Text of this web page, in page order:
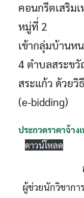
Search
คอนกรีตเสริม
หมู่ที่ 2
เข้ากลุ่มบ้านห
4 ตำบลสระขวั
สระแก้ว ด้วยวิ
(e-bidding)
ประกวดราคาจ้าง
ดาวน์โหลด
ผู้ช่วยนักวิชากา